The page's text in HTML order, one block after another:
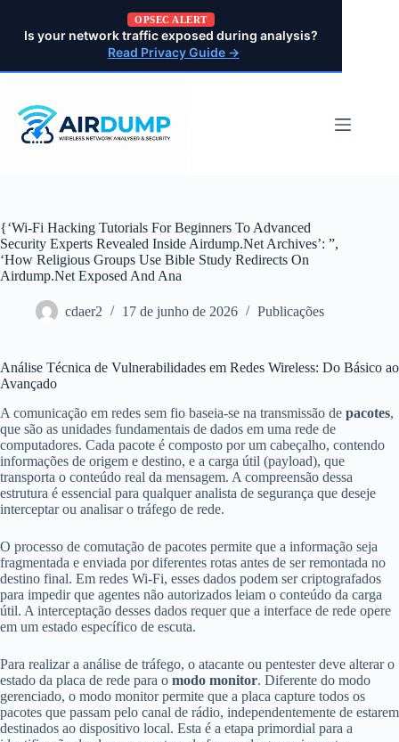
OPSEC ALERT
Is your network traffic exposed during analysis?
Read Privacy Guide →
{‘Wi-Fi Hacking Tutorials For Beginners To Advanced
Security Experts Revealed Inside Airdump.Net Archives’: ”,
‘How Religious Groups Use Bible Study Redirects On
Airdump.Net Exposed And Ana
cdaer2 17 de junho de 2026 Publicações
Análise Técnica de Vulnerabilidades em Redes Wireless: Do Básico ao
Avançado
A comunicação em redes sem fio baseia-se na transmissão de pacotes,
que são as unidades fundamentais de dados em uma rede de
computadores. Cada pacote é composto por um cabeçalho, contendo
informações de origem e destino, e a carga útil (payload), que
transporta o conteúdo real da mensagem. A compreensão dessa
estrutura é essencial para qualquer analista de segurança que deseje
interceptar ou analisar o tráfego de rede.
O processo de comutação de pacotes permite que a informação seja
fragmentada e enviada por diferentes rotas antes de ser remontada no
destino final. Em redes Wi-Fi, esses dados podem ser criptografados
para impedir que agentes não autorizados leiam o conteúdo da carga
útil. A interceptação desses dados requer que a interface de rede opere
em um estado específico de escuta.
Para realizar a análise de tráfego, o atacante ou pentester deve alterar o
estado da placa de rede para o modo monitor. Diferente do modo
gerenciado, o modo monitor permite que a placa capture todos os
pacotes que passam pelo canal de rádio, independentemente de estarem
destinados ao dispositivo local. Esta é a etapa primordial para a